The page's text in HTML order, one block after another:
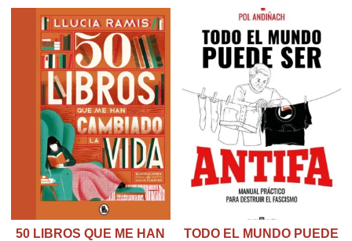
50 LIBROS QUE ME HAN
TODO EL MUNDO PUEDE